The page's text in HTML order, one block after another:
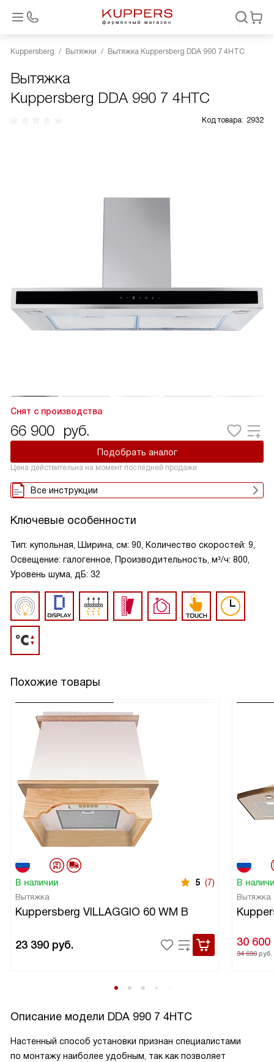
Kuppersberg Вытяжки Вытяжка Kuppersberg DDA 990 7 4HTC
Вытяжка
Kuppersberg DDA 990 7 4HTC
Код товара: 2932
Снят с производства
66 900 руб.
Подобрать аналог
Цена действительна на момент последней продажи
Все инструкции
Ключевые особенности
Тип: купольная, Ширина, см: 90, Количество скоростей: 9,
Освещение: галогенное, Производительность, м³/ч: 800,
Уровень шума, дБ: 32
Похожие товары
В наличии 5 (7)
Вытяжка
Kuppersberg VILLAGGIO 60 WM B
23 390 руб.
В
Вытяжка
30 600
34 690руб.
Описание модели DDA 990 7 4HTC
Настенный способ установки признан специалистами
по монтажу наиболее удобным, так как позволяет